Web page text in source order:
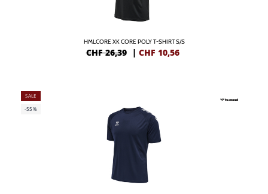
HMLCORE XK CORE POLY T-SHIRT S/S
CHF 26,39 | CHF 10,56
SALE
-55%